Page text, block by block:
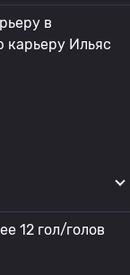
в
карьеру Ильяс
12 гол/голов